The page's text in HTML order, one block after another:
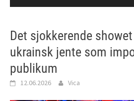
Det sjokkerende
ukrainsk jente som
publikum
12.06.2026 Vica